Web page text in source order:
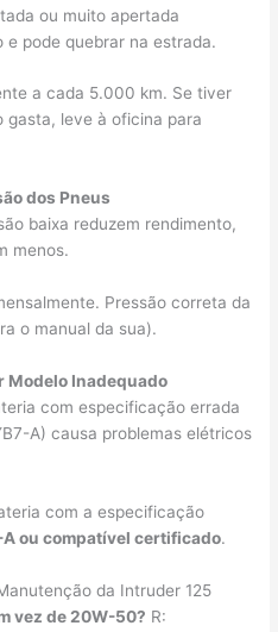
ou muito apertada
e pode quebrar na estrada.
a cada 5.000 km. Se tiver
gasta, leve à oficina para
dos Pneus
baixa reduzem rendimento,
menos.
Pressão correta da
o manual da sua).
Modelo Inadequado
com especificação errada
A) causa problemas elétricos
com a especificação
A ou compatível certificado.
da Intruder 125
vez de 20W-50? R: